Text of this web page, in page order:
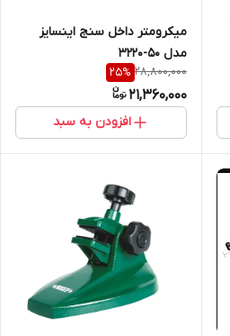
میکرومتر داخل سنج اینسایز
مدل 50-3220
28,800,000
25%
21,360,000
افزودن به سبد